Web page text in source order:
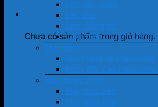
Giỏ hàng
Chưa có sản phẩm trong giỏ hàng.
Led sân vườn
Led pha
Led chống nổ
Cảm biến chuyển động
Máy bơm
Bơm tăng áp Panasonic
Bơm đẩy cao Panasonic
Máy nước nóng
Máy trực tiếp
Máy gián tiếp